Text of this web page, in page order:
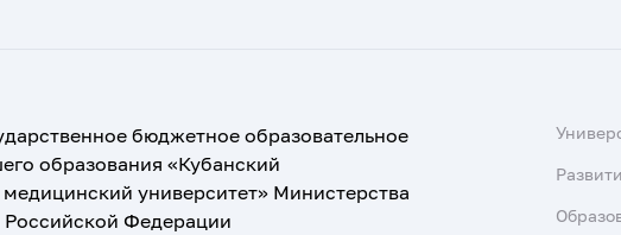
бюджетное образовательное
образования «Кубанский
университет» Министерства
Российской Федерации